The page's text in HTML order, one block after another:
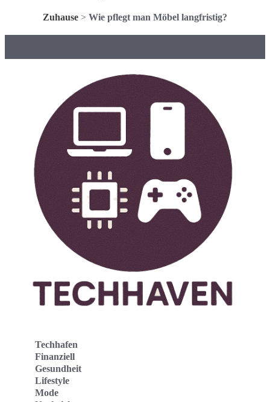
Zuhause > Wie pflegt man Möbel langfristig?
Techhafen
Finanziell
Gesundheit
Lifestyle
Mode